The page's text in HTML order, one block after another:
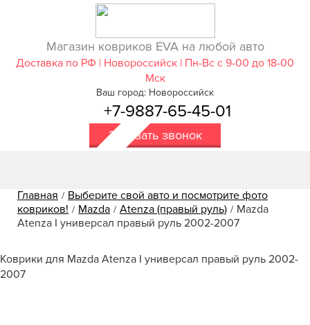
Магазин ковриков EVA ​на любой авто
Доставка по РФ | Новороссийск | Пн-Вс с 9-00 до 18-00
Мск
Ваш город: Новороссийск
+7-9887-65-45-01
Заказать звонок
Главная / Выберите свой авто и посмотрите фото
ковриков! / Mazda / Atenza (правый руль) / Mazda
Atenza I универсал правый руль 2002-2007
Коврики для Mazda Atenza I универсал правый руль 2002-
2007